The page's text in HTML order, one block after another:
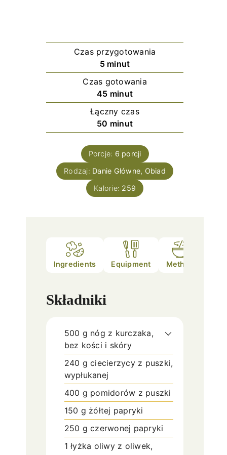
Czas przygotowania
5minuty
minut
Czas gotowania
45minuty
minut
Łączny czas
50 minuty
minut
Porcje: 6 porcji
Rodzaj: Danie Główne, Obiad
Kalorie: 259
Ingredients Equipment Method
Składniki
500 g nóg z kurczaka,
bez kości i skóry
240 g ciecierzycy z puszki,
wypłukanej
400 g pomidorów z puszki
150 g żółtej papryki
250 g czerwonej papryki
1 łyżka oliwy z oliwek,